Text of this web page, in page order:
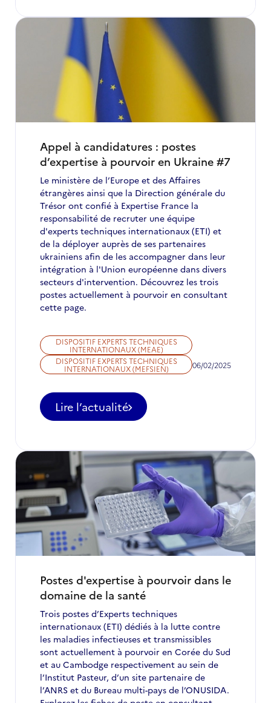
d'Experts
techniques
internationaux
2ème
phase
de
la
Campagne
Appel à candidatures : postes
d’expertise à pourvoir en Ukraine #7
Le ministère de l’Europe et des Affaires
étrangères ainsi que la Direction générale du
Trésor ont confié à Expertise France la
responsabilité de recruter une équipe
d'experts techniques internationaux (ETI) et
de la déployer auprès de ses partenaires
ukrainiens afin de les accompagner dans leur
intégration à l'Union européenne dans divers
secteurs d'intervention. Découvrez les trois
postes actuellement à pourvoir en consultant
cette page.
DISPOSITIF EXPERTS TECHNIQUES
INTERNATIONAUX (MEAE)
DISPOSITIF EXPERTS TECHNIQUES
INTERNATIONAUX (MEFSIEN) 06/02/2025
Lire l’actualité
-
Appel
candidatures
:
d’expertise
à
pourvoir
en
Ukraine
#7
Postes d'expertise à pourvoir dans le
domaine de la santé
Trois postes d’Experts techniques
internationaux (ETI) dédiés à la lutte contre
les maladies infectieuses et transmissibles
sont actuellement à pourvoir en Corée du Sud
et au Cambodge respectivement au sein de
l’Institut Pasteur, d’un site partenaire de
l’ANRS et du Bureau multi-pays de l’ONUSIDA.